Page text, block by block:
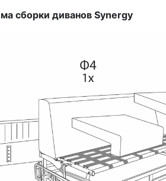
сборки диванов Synergy